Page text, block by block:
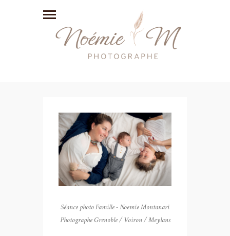
Séance photo Famille - Noemie Montanari
Photographe Grenoble / Voiron / Meylans